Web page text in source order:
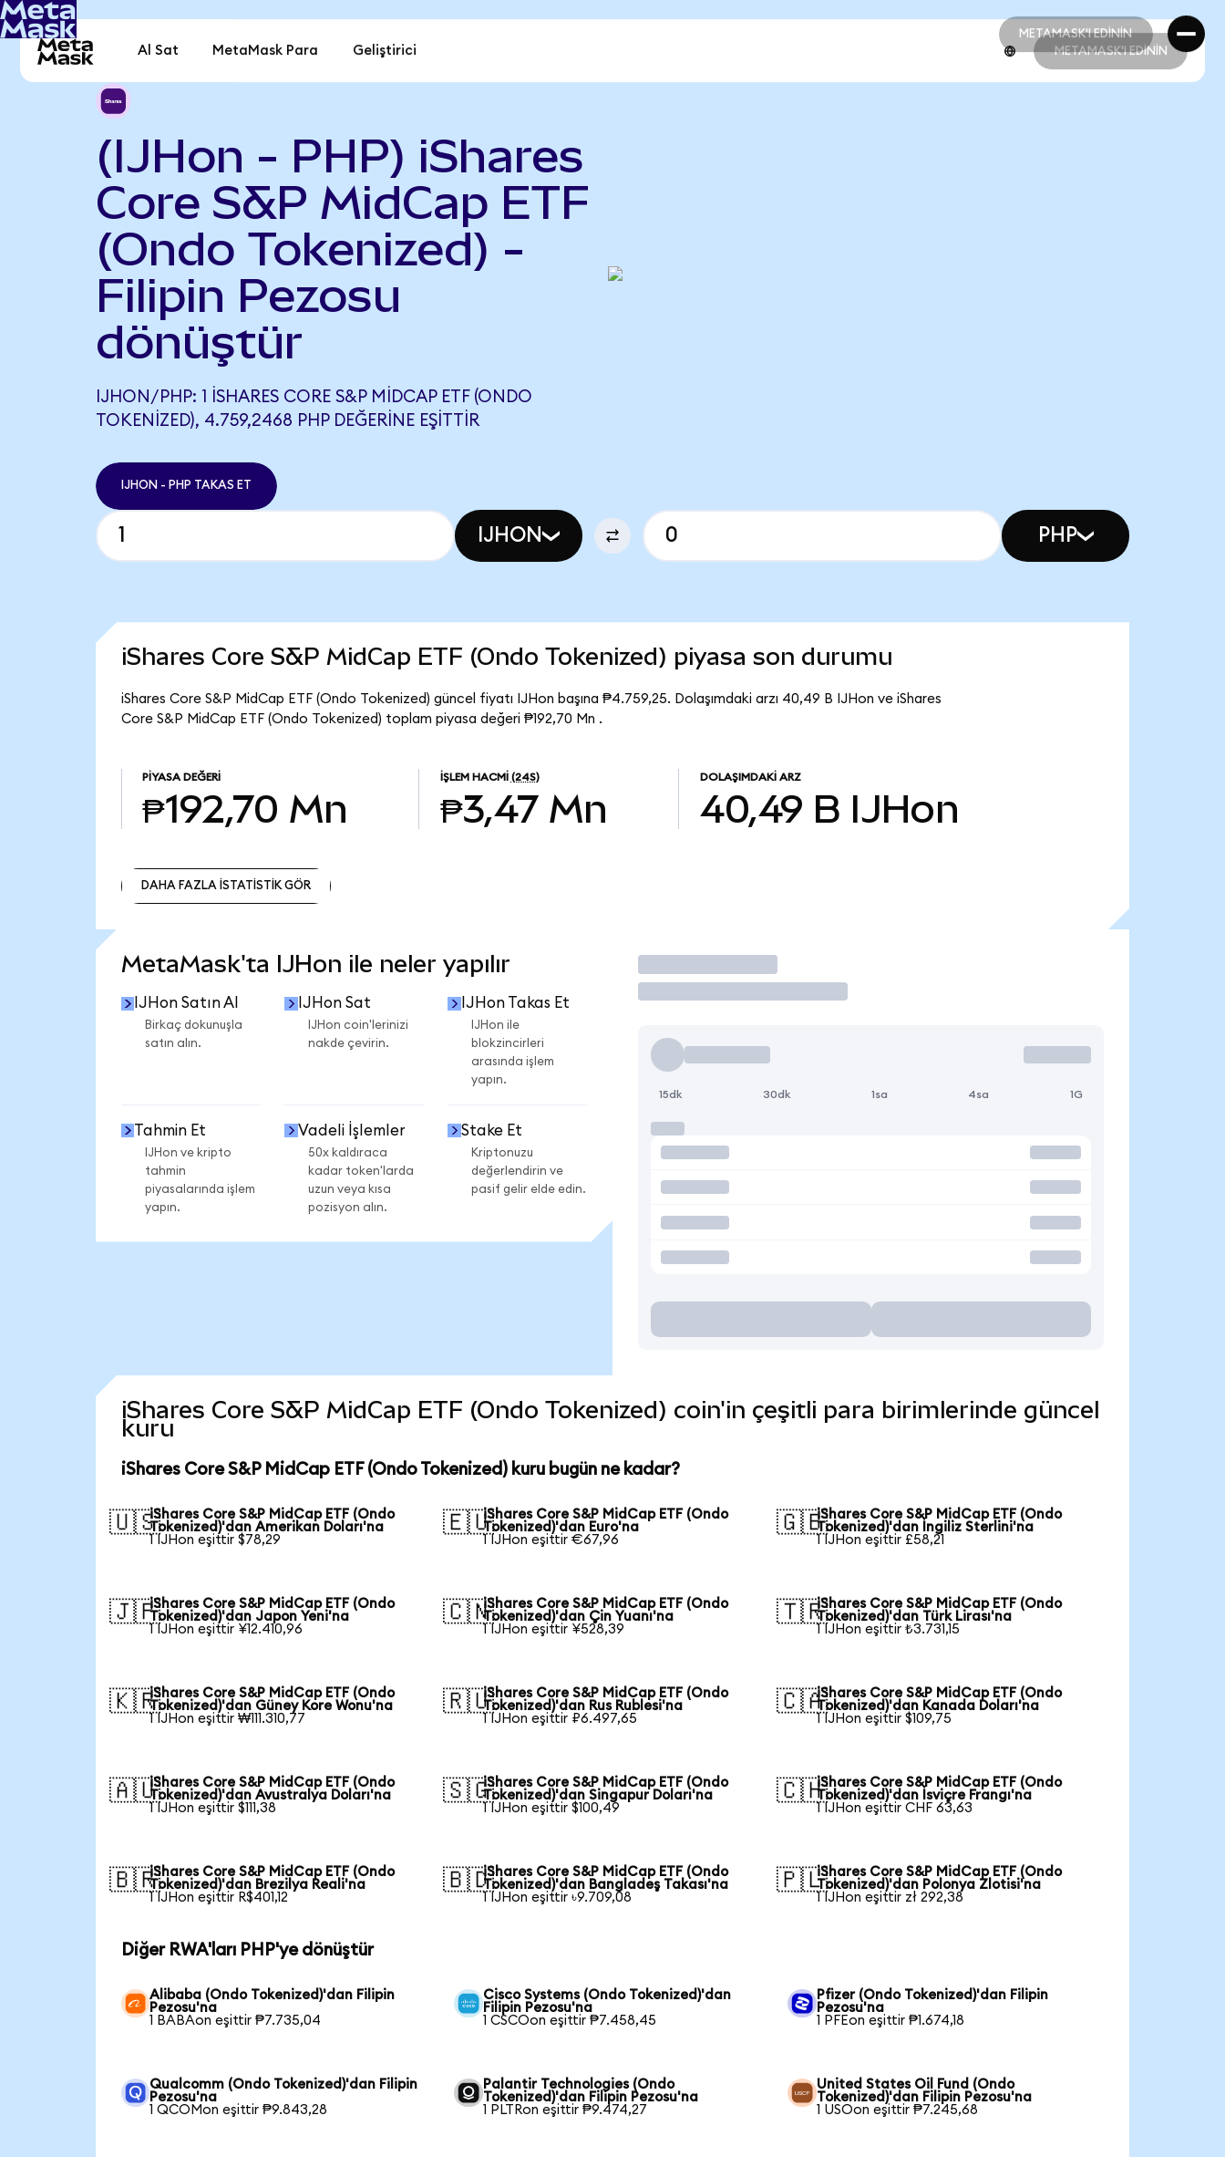
METAMASK'I EDİNİN
METAMASK'I EDİNİN
Al Sat MetaMask Para Geliştirici METAMASK'I EDİNİN
(IJHon - PHP) iShares
Core S&P MidCap ETF
(Ondo Tokenized) -
Filipin Pezosu
dönüştür
IJHON/PHP: 1 ISHARES CORE S&P MIDCAP ETF (ONDO
TOKENIZED), 4.759,2468 PHP DEĞERINE EŞITTIR
IJHON - PHP TAKAS ET
IJHON PHP
iShares Core S&P MidCap ETF (Ondo Tokenized) piyasa son durumu
iShares Core S&P MidCap ETF (Ondo Tokenized) güncel fiyatı IJHon başına ₱4.759,25. Dolaşımdaki arzı 40,49 B IJHon ve iShares
Core S&P MidCap ETF (Ondo Tokenized) toplam piyasa değeri ₱192,70 Mn .
PIYASA DEĞERI
₱192,70 Mn
İŞLEM HACMI (24S)
₱3,47 Mn
DOLAŞIMDAKI ARZ
40,49 B IJHon
DAHA FAZLA İSTATİSTİK GÖR
MetaMask'ta IJHon ile neler yapılır
IJHon Satın Al
Birkaç dokunuşla
satın alın.
IJHon Sat
IJHon coin'lerinizi
nakde çevirin.
IJHon Takas Et
IJHon ile
blokzincirleri
arasında işlem
yapın.
Tahmin Et
IJHon ve kripto
tahmin
piyasalarında işlem
yapın.
Vadeli İşlemler
50x kaldıraca
kadar token'larda
uzun veya kısa
pozisyon alın.
Stake Et
Kriptonuzu
değerlendirin ve
pasif gelir elde edin.
İşlem Yap
15dk 30dk 1sa 4sa 1G
iShares Core S&P MidCap ETF (Ondo Tokenized) coin'in çeşitli para birimlerinde güncel
kuru
iShares Core S&P MidCap ETF (Ondo Tokenized) kuru bugün ne kadar?
🇺🇸iShares Core S&P MidCap ETF (Ondo
Tokenized)'dan Amerikan Doları'na
1 IJHon eşittir $78,29
🇪🇺iShares Core S&P MidCap ETF (Ondo
Tokenized)'dan Euro'na
1 IJHon eşittir €67,96
🇬🇧iShares Core S&P MidCap ETF (Ondo
Tokenized)'dan İngiliz Sterlini'na
1 IJHon eşittir £58,21
🇯🇵iShares Core S&P MidCap ETF (Ondo
Tokenized)'dan Japon Yeni'na
1 IJHon eşittir ¥12.410,96
🇨🇳iShares Core S&P MidCap ETF (Ondo
Tokenized)'dan Çin Yuanı'na
1 IJHon eşittir ¥528,39
🇹🇷iShares Core S&P MidCap ETF (Ondo
Tokenized)'dan Türk Lirası'na
1 IJHon eşittir ₺3.731,15
🇰🇷iShares Core S&P MidCap ETF (Ondo
Tokenized)'dan Güney Kore Wonu'na
1 IJHon eşittir ₩111.310,77
🇷🇺iShares Core S&P MidCap ETF (Ondo
Tokenized)'dan Rus Rublesi'na
1 IJHon eşittir ₽6.497,65
🇨🇦iShares Core S&P MidCap ETF (Ondo
Tokenized)'dan Kanada Doları'na
1 IJHon eşittir $109,75
🇦🇺iShares Core S&P MidCap ETF (Ondo
Tokenized)'dan Avustralya Doları'na
1 IJHon eşittir $111,38
🇸🇬iShares Core S&P MidCap ETF (Ondo
Tokenized)'dan Singapur Doları'na
1 IJHon eşittir $100,49
🇨🇭iShares Core S&P MidCap ETF (Ondo
Tokenized)'dan İsviçre Frangı'na
1 IJHon eşittir CHF 63,63
🇧🇷iShares Core S&P MidCap ETF (Ondo
Tokenized)'dan Brezilya Reali'na
1 IJHon eşittir R$401,12
🇧🇩iShares Core S&P MidCap ETF (Ondo
Tokenized)'dan Bangladeş Takası'na
1 IJHon eşittir ৳9.709,08
🇵🇱iShares Core S&P MidCap ETF (Ondo
Tokenized)'dan Polonya Zlotisi'na
1 IJHon eşittir zł 292,38
Diğer RWA'ları PHP'ye dönüştür
Alibaba (Ondo Tokenized)'dan Filipin
Pezosu'na
1 BABAon eşittir ₱7.735,04
Cisco Systems (Ondo Tokenized)'dan
Filipin Pezosu'na
1 CSCOon eşittir ₱7.458,45
Pfizer (Ondo Tokenized)'dan Filipin
Pezosu'na
1 PFEon eşittir ₱1.674,18
Qualcomm (Ondo Tokenized)'dan Filipin
Pezosu'na
1 QCOMon eşittir ₱9.843,28
Palantir Technologies (Ondo
Tokenized)'dan Filipin Pezosu'na
1 PLTRon eşittir ₱9.474,27
United States Oil Fund (Ondo
Tokenized)'dan Filipin Pezosu'na
1 USOon eşittir ₱7.245,68